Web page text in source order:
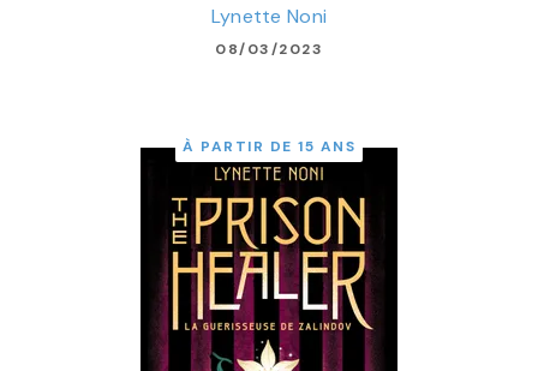
Lynette Noni
08/03/2023
À PARTIR DE 15 ANS